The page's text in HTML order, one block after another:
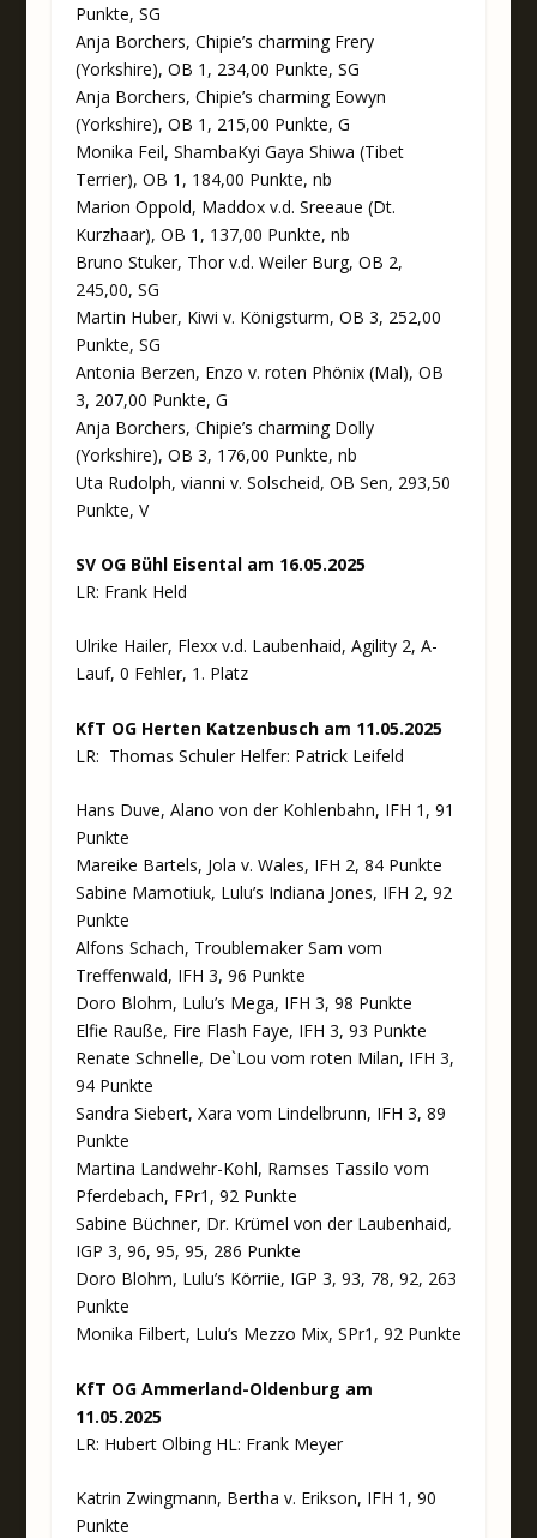
Punkte, SG
Anja Borchers, Chipie’s charming Frery
(Yorkshire), OB 1, 234,00 Punkte, SG
Anja Borchers, Chipie’s charming Eowyn
(Yorkshire), OB 1, 215,00 Punkte, G
Monika Feil, ShambaKyi Gaya Shiwa (Tibet
Terrier), OB 1, 184,00 Punkte, nb
Marion Oppold, Maddox v.d. Sreeaue (Dt.
Kurzhaar), OB 1, 137,00 Punkte, nb
Bruno Stuker, Thor v.d. Weiler Burg, OB 2,
245,00, SG
Martin Huber, Kiwi v. Königsturm, OB 3, 252,00
Punkte, SG
Antonia Berzen, Enzo v. roten Phönix (Mal), OB
3, 207,00 Punkte, G
Anja Borchers, Chipie’s charming Dolly
(Yorkshire), OB 3, 176,00 Punkte, nb
Uta Rudolph, vianni v. Solscheid, OB Sen, 293,50
Punkte, V
SV OG Bühl Eisental am 16.05.2025
LR: Frank Held
Ulrike Hailer, Flexx v.d. Laubenhaid, Agility 2, A-
Lauf, 0 Fehler, 1. Platz
KfT OG Herten Katzenbusch am 11.05.2025
LR: Thomas Schuler Helfer: Patrick Leifeld
Hans Duve, Alano von der Kohlenbahn, IFH 1, 91
Punkte
Mareike Bartels, Jola v. Wales, IFH 2, 84 Punkte
Sabine Mamotiuk, Lulu’s Indiana Jones, IFH 2, 92
Punkte
Alfons Schach, Troublemaker Sam vom
Treffenwald, IFH 3, 96 Punkte
Doro Blohm, Lulu’s Mega, IFH 3, 98 Punkte
Elfie Rauße, Fire Flash Faye, IFH 3, 93 Punkte
Renate Schnelle, De`Lou vom roten Milan, IFH 3,
94 Punkte
Sandra Siebert, Xara vom Lindelbrunn, IFH 3, 89
Punkte
Martina Landwehr-Kohl, Ramses Tassilo vom
Pferdebach, FPr1, 92 Punkte
Sabine Büchner, Dr. Krümel von der Laubenhaid,
IGP 3, 96, 95, 95, 286 Punkte
Doro Blohm, Lulu’s Körriie, IGP 3, 93, 78, 92, 263
Punkte
Monika Filbert, Lulu’s Mezzo Mix, SPr1, 92 Punkte
KfT OG Ammerland-Oldenburg am
11.05.2025
LR: Hubert Olbing HL: Frank Meyer
Katrin Zwingmann, Bertha v. Erikson, IFH 1, 90
Punkte